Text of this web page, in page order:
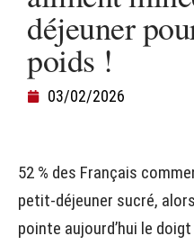
déjeuner
poids !
03/02/2026
52 % des Français
petit-déjeuner sucré,
pointe aujourd’hui le